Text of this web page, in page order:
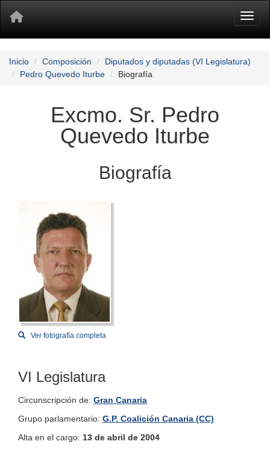
Inicio Composición
Diputados y diputadas (VI Legislatura)
Pedro Quevedo Iturbe
Biografía
Excmo. Sr. Pedro
Quevedo Iturbe
Biografía
Ver fotografía completa
VI Legislatura
Circunscripción de: Gran Canaria
Grupo parlamentario: G.P. Coalición Canaria (CC)
Alta en el cargo: 13 de abril de 2004